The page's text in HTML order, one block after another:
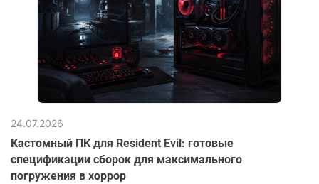
24.07.2026
Кастомный ПК для Resident Evil: готовые
спецификации сборок для максимального
погружения в хоррор